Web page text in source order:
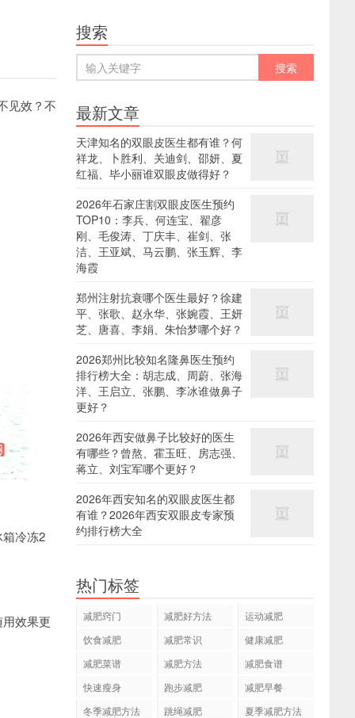
见效？不
冷冻2
效果更
搜索
最新文章
天津知名的双眼皮医生都有谁？何
祥龙、卜胜利、关迪剑、邵妍、夏
红福、毕小丽谁双眼皮做得好？
2026年石家庄割双眼皮医生预约
TOP10：李兵、何连宝、翟彦
刚、毛俊涛、丁庆丰、崔剑、张
洁、王亚斌、马云鹏、张玉辉、李
海霞
郑州注射抗衰哪个医生最好？徐建
平、张歌、赵永华、张婉霞、王妍
芝、唐喜、李娟、朱怡梦哪个好？
2026郑州比较知名隆鼻医生预约
排行榜大全：胡志成、周蔚、张海
洋、王启立、张鹏、李冰谁做鼻子
更好？
2026年西安做鼻子比较好的医生
有哪些？曾熬、霍玉旺、房志强、
蒋立、刘宝军哪个更好？
2026年西安知名的双眼皮医生都
有谁？2026年西安双眼皮专家预
约排行榜大全
热门标签
减肥窍门 减肥好方法
运动减肥
饮食减肥
减肥常识
健康减肥
减肥菜谱
减肥方法
减肥食谱
快速瘦身
跑步减肥
减肥早餐
冬季减肥方法
跳绳减肥
夏季减肥方法